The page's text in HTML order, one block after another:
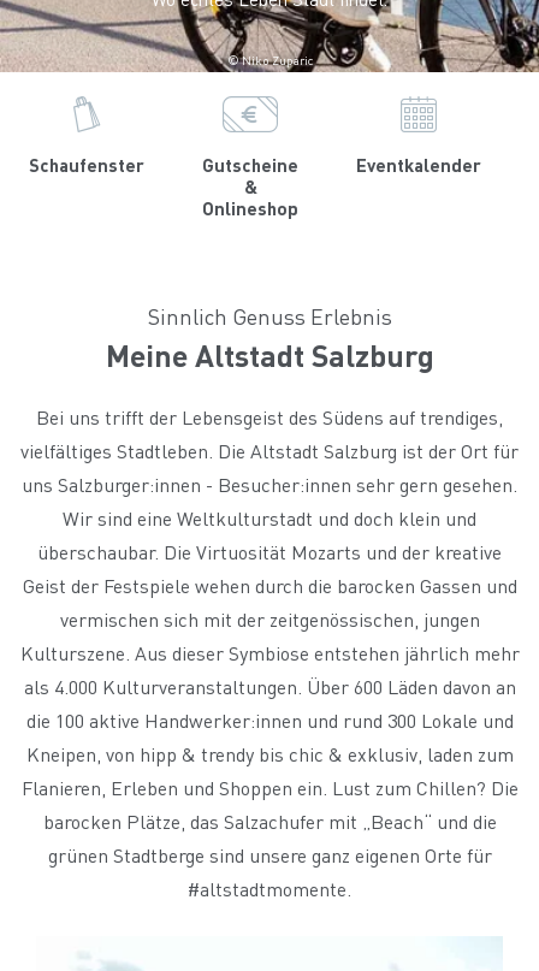
© Niko Zuparic
Schaufenster
Gutscheine
&
Onlineshop
Eventkalender
Sinnlich Genuss Erlebnis
Meine Altstadt Salzburg
Bei uns trifft der Lebensgeist des Südens auf trendiges,
vielfältiges Stadtleben. Die Altstadt Salzburg ist der Ort für
uns Salzburger:innen - Besucher:innen sehr gern gesehen.
Wir sind eine Weltkulturstadt und doch klein und
überschaubar. Die Virtuosität Mozarts und der kreative
Geist der Festspiele wehen durch die barocken Gassen und
vermischen sich mit der zeitgenössischen, jungen
Kulturszene. Aus dieser Symbiose entstehen jährlich mehr
als 4.000 Kulturveranstaltungen. Über 600 Läden davon an
die 100 aktive Handwerker:innen und rund 300 Lokale und
Kneipen, von hipp & trendy bis chic & exklusiv, laden zum
Flanieren, Erleben und Shoppen ein. Lust zum Chillen? Die
barocken Plätze, das Salzachufer mit „Beach“ und die
grünen Stadtberge sind unsere ganz eigenen Orte für
#altstadtmomente.